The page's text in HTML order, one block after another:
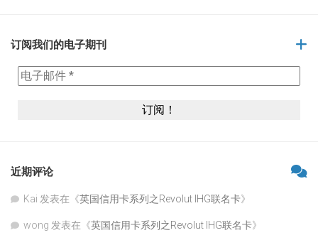
订阅我们的电子期刊
近期评论
Kai 发表在《英国信用卡系列之Revolut IHG联名卡》
wong 发表在《英国信用卡系列之Revolut IHG联名卡》